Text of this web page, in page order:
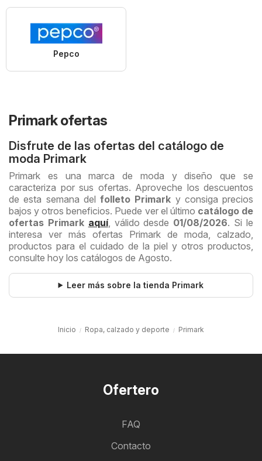
Pepco
Primark ofertas
Disfrute de las ofertas del catálogo de
moda Primark
Primark es una marca de moda y diseño que se
caracteriza por sus ofertas. Aproveche los descuentos
de esta semana del folleto Primark y consiga precios
bajos y otros beneficios. Puede ver el último catálogo de
ofertas Primark aquí, válido desde 01/08/2026. Si le
interesa ver más ofertas Primark de moda, calzado,
productos para el cuidado de la piel y otros productos,
consulte hoy los catálogos de Agosto.
Leer más sobre la tienda Primark
Inicio Ropa, calzado y deporte Primark
Ofertero
FAQ
Contacto